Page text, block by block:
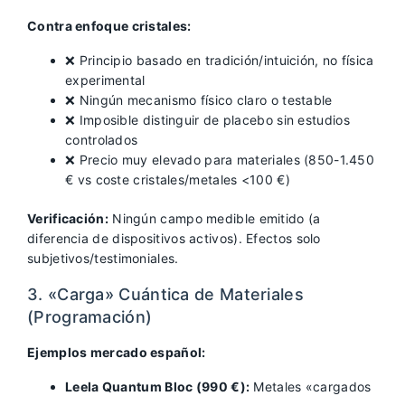
Contra enfoque cristales:
❌ Principio basado en tradición/intuición, no física
experimental
❌ Ningún mecanismo físico claro o testable
❌ Imposible distinguir de placebo sin estudios
controlados
❌ Precio muy elevado para materiales (850-1.450
€ vs coste cristales/metales <100 €)
Verificación:Ningún campo medible emitido (a
diferencia de dispositivos activos). Efectos solo
subjetivos/testimoniales.
3. «Carga» Cuántica de Materiales
(Programación)
Ejemplos mercado español:
Leela Quantum Bloc (990 €): Metales «cargados